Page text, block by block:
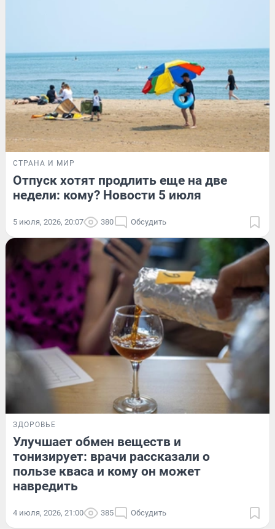
СТРАНА И МИР
Отпуск хотят продлить еще на две
недели: кому? Новости 5 июля
5 июля, 2026, 20:07 380 Обсудить
ЗДОРОВЬЕ
Улучшает обмен веществ и
тонизирует: врачи рассказали о
пользе кваса и кому он может
навредить
4 июля, 2026, 21:00 385 Обсудить